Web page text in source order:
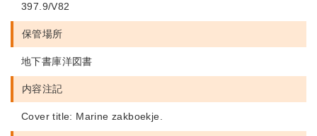
397.9/V82
保管場所
地下書庫洋図書
内容注記
Cover title: Marine zakboekje.